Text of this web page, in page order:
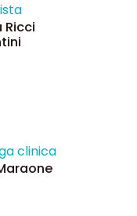
Ricci
clinica